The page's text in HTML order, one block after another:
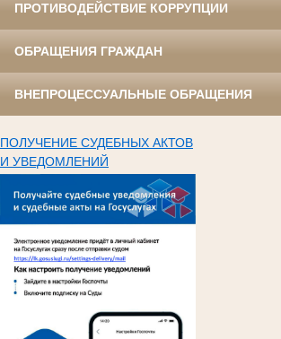
ПРОТИВОДЕЙСТВИЕ КОРРУПЦИИ
ОБРАЩЕНИЯ ГРАЖДАН
ВНЕПРОЦЕССУАЛЬНЫЕ ОБРАЩЕНИЯ
ПОЛУЧЕНИЕ СУДЕБНЫХ АКТОВ
И УВЕДОМЛЕНИЙ